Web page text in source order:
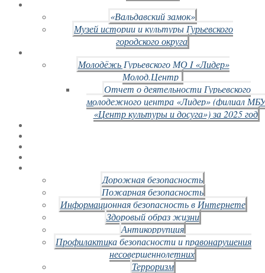
«Вальдавский замок»
Музей истории и культуры Гурьевского
городского округа
Молодёжь Гурьевского МО I «Лидер»
Молод.Центр
Отчет о деятельности Гурьевского
молодежного центра «Лидер» (филиал
«Центр культуры и досуга») за 2025 год
Дорожная безопасность
Пожарная безопасность
Информационная безопасность в Интернете
Здоровый образ жизни
Антикоррупция
Профилактика безопасности и правонарушения
несовершеннолетних
Терроризм